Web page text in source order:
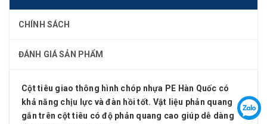
CHÍNH SÁCH
ĐÁNH GIÁ SẢN PHẨM
Cột tiêu giao thông hình chóp nhựa PE Hàn Quốc có
khả năng chịu lực và đàn hồi tốt. Vật liệu phản quang
gắn trên cột tiêu có độ phản quang cao giúp dễ dàng